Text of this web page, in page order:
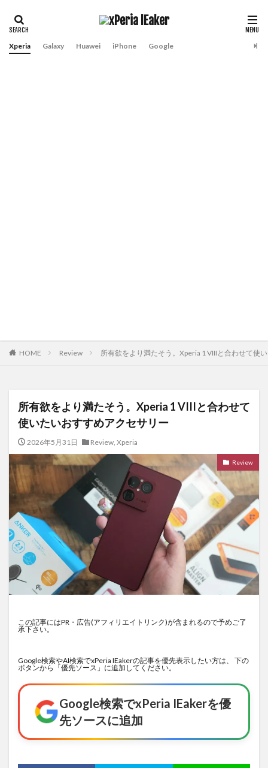
Xperia Galaxy Huawei iPhone Google
HOME Review 所有欲をより満たそう。Xperia 1 VIIIと合わせて使
所有欲をより満たそう。Xperia 1 VIIIと合わせて
使いたいおすすめアクセサリー
2026年5月31日 Review, Xperia
Review
この記事にはPR・広告(アフィリエイトリンク)が含まれるので予めご了
承下さい。
Google検索やAI検索でxPeria IEakerの記事を優先表示したい方は、 下の
ボタンから「優先ソース」に追加してください。
Google検索でxPeria IEakerを優
先ソースに追加